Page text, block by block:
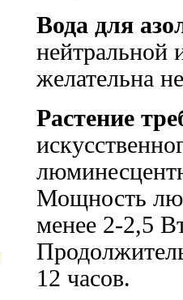
Вода для
нейтральной
желательна
Растение
Мощность
менее 2-2,5
12 часов.